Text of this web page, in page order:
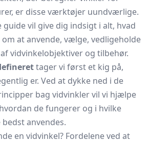
er disse værktøjer uundværlige.
vil give dig indsigt i alt, hvad
at anvende, vælge, vedligeholde
vidvinkelobjektiver og tilbehør.
tager vi først et kig på,
er. Ved at dykke ned i de
bag vidvinkler vil vi hjælpe
de fungerer og i hvilke
anvendes.
en vidvinkel? Fordelene ved at